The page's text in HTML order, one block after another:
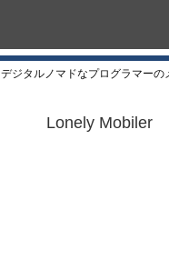
デジタルノマドなプログラマーの
Lonely Mobiler